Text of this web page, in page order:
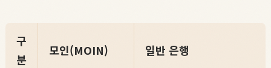
구
분
모인(MOIN) 일반 은행